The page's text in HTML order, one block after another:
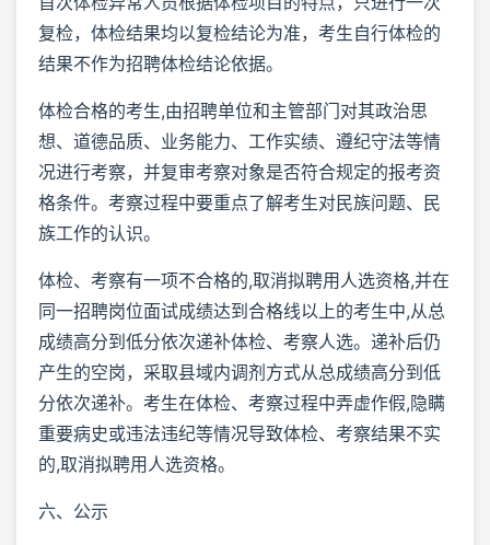
复检，体检结果均以复检结论为准，考生自行体检的
结果不作为招聘体检结论依据。
体检合格的考生,由招聘单位和主管部门对其政治思
想、道德品质、业务能力、工作实绩、遵纪守法等情
况进行考察，并复审考察对象是否符合规定的报考资
格条件。考察过程中要重点了解考生对民族问题、民
族工作的认识。
体检、考察有一项不合格的,取消拟聘用人选资格,并在
同一招聘岗位面试成绩达到合格线以上的考生中,从总
成绩高分到低分依次递补体检、考察人选。递补后仍
产生的空岗，采取县域内调剂方式从总成绩高分到低
分依次递补。考生在体检、考察过程中弄虚作假,隐瞒
重要病史或违法违纪等情况导致体检、考察结果不实
的,取消拟聘用人选资格。
六、公示